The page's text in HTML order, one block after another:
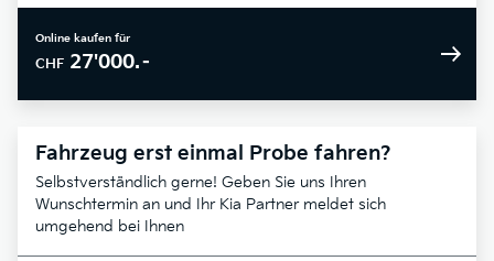
Online kaufen für
CHF 27'000.–
Fahrzeug erst einmal Probe fahren?
Selbstverständlich gerne! Geben Sie uns Ihren
Wunschtermin an und Ihr Kia Partner meldet sich
umgehend bei Ihnen